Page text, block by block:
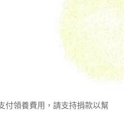
付領養費用，請支持捐款以幫